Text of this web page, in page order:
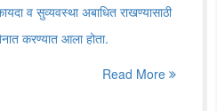
व सुव्यवस्था अबाधित राखण्यासाठी
करण्यात आला होता.
Read More